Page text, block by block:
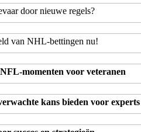
door nieuwe regels?
van NHL-bettingen nu!
momenten voor veteranen
kans bieden voor experts